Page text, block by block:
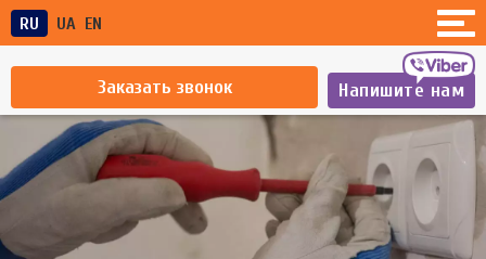
Напишите нам
Заказать звонок
RU UA EN